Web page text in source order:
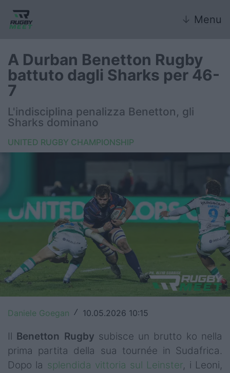
↓ Menu
Nazionale
Nazionali giovanili
FIR
6 Nazioni
United Rugby Championship
Top14
Premiership
Champions Cup
Challenge Cup
World Rugby
Rugby World Cup
A Durban Benetton Rugby
battuto dagli Sharks per 46-
7
L'indisciplina penalizza Benetton, gli
Sharks dominano
UNITED RUGBY CHAMPIONSHIP
Daniele Goegan / 10.05.2026 10:15
Il Benetton Rugby subisce un brutto ko nella
prima partita della sua tournée in Sudafrica.
Dopo la splendida vittoria sul Leinster, i Leoni,